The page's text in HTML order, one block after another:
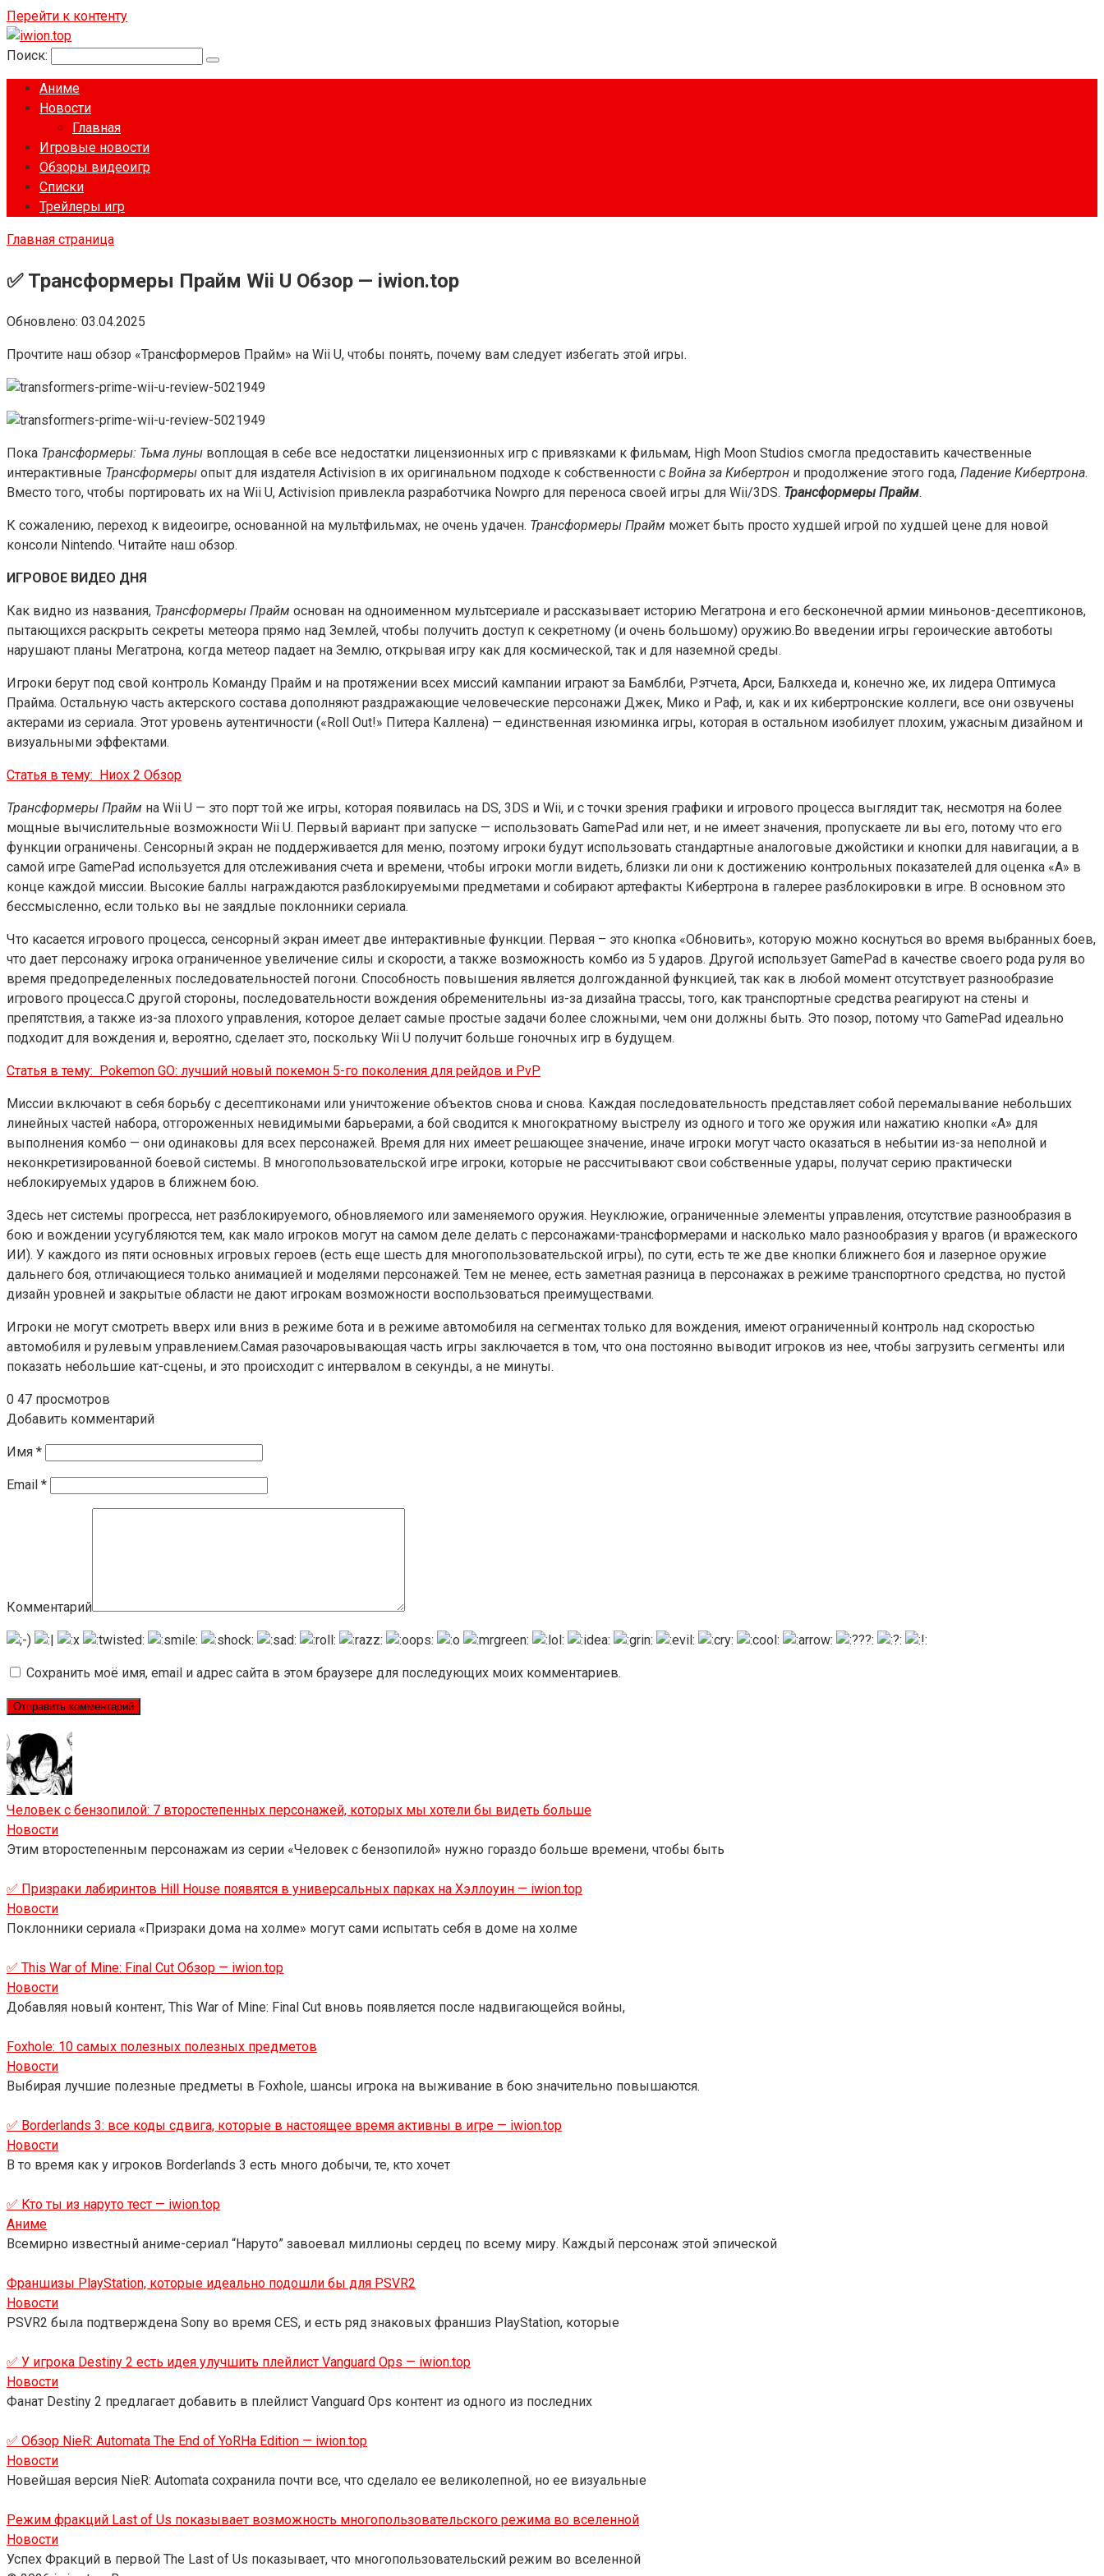
Перейти к контенту
Поиск:
Аниме
Новости
Главная
Игровые новости
Обзоры видеоигр
Списки
Трейлеры игр
Главная страница
✅ Трансформеры Прайм Wii U Обзор — iwion.top
Обновлено: 03.04.2025
Прочтите наш обзор «Трансформеров Прайм» на Wii U, чтобы понять, почему вам следует избегать этой игры.
Пока Трансформеры: Тьма луны воплощая в себе все недостатки лицензионных игр с привязками к фильмам, High Moon Studios смогла предоставить качественные
интерактивные Трансформеры опыт для издателя Activision в их оригинальном подходе к собственности с Война за Кибертрон и продолжение этого года, Падение Кибертрона.
Вместо того, чтобы портировать их на Wii U, Activision привлекла разработчика Nowpro для переноса своей игры для Wii/3DS. Трансформеры Прайм.
К сожалению, переход к видеоигре, основанной на мультфильмах, не очень удачен. Трансформеры Прайм может быть просто худшей игрой по худшей цене для новой
консоли Nintendo. Читайте наш обзор.
ИГРОВОЕ ВИДЕО ДНЯ
Как видно из названия, Трансформеры Прайм основан на одноименном мультсериале и рассказывает историю Мегатрона и его бесконечной армии миньонов-десептиконов,
пытающихся раскрыть секреты метеора прямо над Землей, чтобы получить доступ к секретному (и очень большому) оружию.Во введении игры героические автоботы
нарушают планы Мегатрона, когда метеор падает на Землю, открывая игру как для космической, так и для наземной среды.
Игроки берут под свой контроль Команду Прайм и на протяжении всех миссий кампании играют за Бамблби, Рэтчета, Арси, Балкхеда и, конечно же, их лидера Оптимуса
Прайма. Остальную часть актерского состава дополняют раздражающие человеческие персонажи Джек, Мико и Раф, и, как и их кибертронские коллеги, все они озвучены
актерами из сериала. Этот уровень аутентичности («Roll Out!» Питера Каллена) — единственная изюминка игры, которая в остальном изобилует плохим, ужасным дизайном и
визуальными эффектами.
Статья в тему: Ниох 2 Обзор
Трансформеры Прайм на Wii U — это порт той же игры, которая появилась на DS, 3DS и Wii, и с точки зрения графики и игрового процесса выглядит так, несмотря на более
мощные вычислительные возможности Wii U. Первый вариант при запуске — использовать GamePad или нет, и не имеет значения, пропускаете ли вы его, потому что его
функции ограничены. Сенсорный экран не поддерживается для меню, поэтому игроки будут использовать стандартные аналоговые джойстики и кнопки для навигации, а в
самой игре GamePad используется для отслеживания счета и времени, чтобы игроки могли видеть, близки ли они к достижению контрольных показателей для оценка «А» в
конце каждой миссии. Высокие баллы награждаются разблокируемыми предметами и собирают артефакты Кибертрона в галерее разблокировки в игре. В основном это
бессмысленно, если только вы не заядлые поклонники сериала.
Что касается игрового процесса, сенсорный экран имеет две интерактивные функции. Первая – это кнопка «Обновить», которую можно коснуться во время выбранных боев,
что дает персонажу игрока ограниченное увеличение силы и скорости, а также возможность комбо из 5 ударов. Другой использует GamePad в качестве своего рода руля во
время предопределенных последовательностей погони. Способность повышения является долгожданной функцией, так как в любой момент отсутствует разнообразие
игрового процесса.С другой стороны, последовательности вождения обременительны из-за дизайна трассы, того, как транспортные средства реагируют на стены и
препятствия, а также из-за плохого управления, которое делает самые простые задачи более сложными, чем они должны быть. Это позор, потому что GamePad идеально
подходит для вождения и, вероятно, сделает это, поскольку Wii U получит больше гоночных игр в будущем.
Статья в тему: Pokemon GO: лучший новый покемон 5-го поколения для рейдов и PvP
Миссии включают в себя борьбу с десептиконами или уничтожение объектов снова и снова. Каждая последовательность представляет собой перемалывание небольших
линейных частей набора, отгороженных невидимыми барьерами, а бой сводится к многократному выстрелу из одного и того же оружия или нажатию кнопки «А» для
выполнения комбо — они одинаковы для всех персонажей. Время для них имеет решающее значение, иначе игроки могут часто оказаться в небытии из-за неполной и
неконкретизированной боевой системы. В многопользовательской игре игроки, которые не рассчитывают свои собственные удары, получат серию практически
неблокируемых ударов в ближнем бою.
Здесь нет системы прогресса, нет разблокируемого, обновляемого или заменяемого оружия. Неуклюжие, ограниченные элементы управления, отсутствие разнообразия в
бою и вождении усугубляются тем, как мало игроков могут на самом деле делать с персонажами-трансформерами и насколько мало разнообразия у врагов (и вражеского
ИИ). У каждого из пяти основных игровых героев (есть еще шесть для многопользовательской игры), по сути, есть те же две кнопки ближнего боя и лазерное оружие
дальнего боя, отличающиеся только анимацией и моделями персонажей. Тем не менее, есть заметная разница в персонажах в режиме транспортного средства, но пустой
дизайн уровней и закрытые области не дают игрокам возможности воспользоваться преимуществами.
Игроки не могут смотреть вверх или вниз в режиме бота и в режиме автомобиля на сегментах только для вождения, имеют ограниченный контроль над скоростью
автомобиля и рулевым управлением.Самая разочаровывающая часть игры заключается в том, что она постоянно выводит игроков из нее, чтобы загрузить сегменты или
показать небольшие кат-сцены, и это происходит с интервалом в секунды, а не минуты.
0 47 просмотров
Добавить комментарий
Имя *
Email *
Комментарий
Сохранить моё имя, email и адрес сайта в этом браузере для последующих моих комментариев.
Человек с бензопилой: 7 второстепенных персонажей, которых мы хотели бы видеть больше
Новости
Этим второстепенным персонажам из серии «Человек с бензопилой» нужно гораздо больше времени, чтобы быть
✅ Призраки лабиринтов Hill House появятся в универсальных парках на Хэллоуин — iwion.top
Новости
Поклонники сериала «Призраки дома на холме» могут сами испытать себя в доме на холме
✅ This War of Mine: Final Cut Обзор — iwion.top
Новости
Добавляя новый контент, This War of Mine: Final Cut вновь появляется после надвигающейся войны,
Foxhole: 10 самых полезных полезных предметов
Новости
Выбирая лучшие полезные предметы в Foxhole, шансы игрока на выживание в бою значительно повышаются.
✅ Borderlands 3: все коды сдвига, которые в настоящее время активны в игре — iwion.top
Новости
В то время как у игроков Borderlands 3 есть много добычи, те, кто хочет
✅ Кто ты из наруто тест — iwion.top
Аниме
Всемирно известный аниме-сериал “Наруто” завоевал миллионы сердец по всему миру. Каждый персонаж этой эпической
Франшизы PlayStation, которые идеально подошли бы для PSVR2
Новости
PSVR2 была подтверждена Sony во время CES, и есть ряд знаковых франшиз PlayStation, которые
✅ У игрока Destiny 2 есть идея улучшить плейлист Vanguard Ops — iwion.top
Новости
Фанат Destiny 2 предлагает добавить в плейлист Vanguard Ops контент из одного из последних
✅ Обзор NieR: Automata The End of YoRHa Edition — iwion.top
Новости
Новейшая версия NieR: Automata сохранила почти все, что сделало ее великолепной, но ее визуальные
Режим фракций Last of Us показывает возможность многопользовательского режима во вселенной
Новости
Успех Фракций в первой The Last of Us показывает, что многопользовательский режим во вселенной